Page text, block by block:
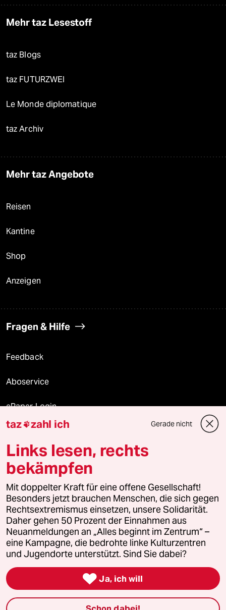
Mehr taz Lesestoff
taz Blogs
taz FUTURZWEI
Le Monde diplomatique
taz Archiv
Mehr taz Angebote
Reisen
Kantine
Shop
Anzeigen
Fragen & Hilfe
Feedback
Aboservice
ePaper Login
Downloads für Abonnierende
© 2026 taz Verlags und Vertriebs GmbH
Alle Rechte vorbehalten. Bei rechtlichen Fragen oder für Genehmigungen
wenden Sie sich bitte an
lizenzen@taz.de
Feedback Redaktionsstatut Kommune-Richtlinien
Leitlinie Informant Datenschutz Impressum AGB
Seitenwende Einwilligungen widerrufen (Ads)
taz zahl ich Gerade nicht
Links lesen, rechts
bekämpfen
Mit doppelter Kraft für eine offene Gesellschaft!
Besonders jetzt brauchen Menschen, die sich gegen
Rechtsextremismus einsetzen, unsere Solidarität.
Daher gehen 50 Prozent der Einnahmen aus
Neuanmeldungen an „Alles beginnt im Zentrum“ –
eine Kampagne, die bedrohte linke Kulturzentren
und Jugendorte unterstützt. Sind Sie dabei?
 Ja, ich will